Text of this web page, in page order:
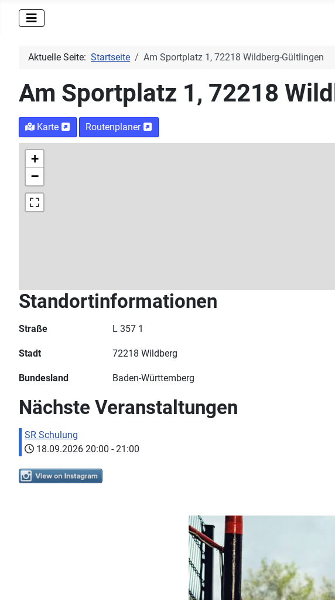
Aktuelle Seite: Startseite Am Sportplatz 1, 72218 Wildberg-Gültlingen
Am Sportplatz 1, 72218
Karte Routenplaner
+
−
Standortinformationen
Straße L 357 1
Stadt 72218 Wildberg
Bundesland Baden-Württemberg
Nächste Veranstaltungen
SR Schulung
18.09.2026 20:00 - 21:00